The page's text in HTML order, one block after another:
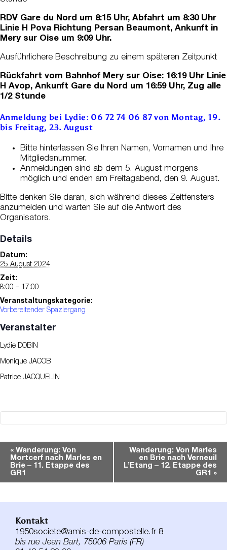
RDV Gare du Nord um 8:15 Uhr, Abfahrt um 8:30 Uhr
Linie H Pova Richtung Persan Beaumont, Ankunft in
Mery sur Oise um 9:09 Uhr.
Ausführlichere Beschreibung zu einem späteren Zeitpunkt
Rückfahrt vom Bahnhof Mery sur Oise: 16:19 Uhr Linie
H Avop, Ankunft Gare du Nord um 16:59 Uhr, Zug alle
1/2 Stunde
Anmeldung bei Lydie: 06 72 74 06 87 von Montag, 19.
bis Freitag, 23. August
Bitte hinterlassen Sie Ihren Namen, Vornamen und Ihre
Mitgliedsnummer.
Anmeldungen sind ab dem 5. August morgens
möglich und enden am Freitagabend, den 9. August.
Bitte denken Sie daran, sich während dieses Zeitfensters
anzumelden und warten Sie auf die Antwort des
Organisators.
Details
Datum:
25 August 2024
Zeit:
8:00 – 17:00
Veranstaltungskategorie:
Vorbereitender Spaziergang
Veranstalter
Lydie DOBIN
Monique JACOB
Patrice JACQUELIN
Veranstaltung-
Navigation
« Wanderung: Von
Mortcerf nach Marles en
Brie – 11. Etappe des
GR1
Wanderung: Von Marles
en Brie nach Verneuil
L’Etang – 12. Etappe des
GR1 »
Kontakt
1950societe@amis-de-compostelle.fr 8
bis rue Jean Bart, 75006 Paris (FR)